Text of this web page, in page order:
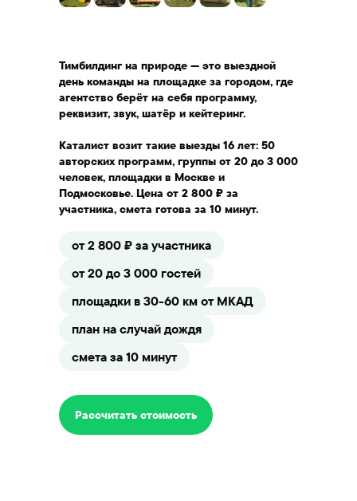
Тимбилдинг на природе — это выездной
день команды на площадке за городом, где
агентство берёт на себя программу,
реквизит, звук, шатёр и кейтеринг.
Каталист возит такие выезды 16 лет: 50
авторских программ, группы от 20 до 3 000
человек, площадки в Москве и
Подмосковье. Цена от 2 800 ₽ за
участника, смета готова за 10 минут.
от 2 800 ₽ за участника
от 20 до 3 000 гостей
площадки в 30-60 км от МКАД
план на случай дождя
смета за 10 минут
Рассчитать стоимость